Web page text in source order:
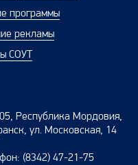
программы
рекламы
СОУТ
Республика Мордовия,
ул. Московская, 14
(8342) 47-21-75